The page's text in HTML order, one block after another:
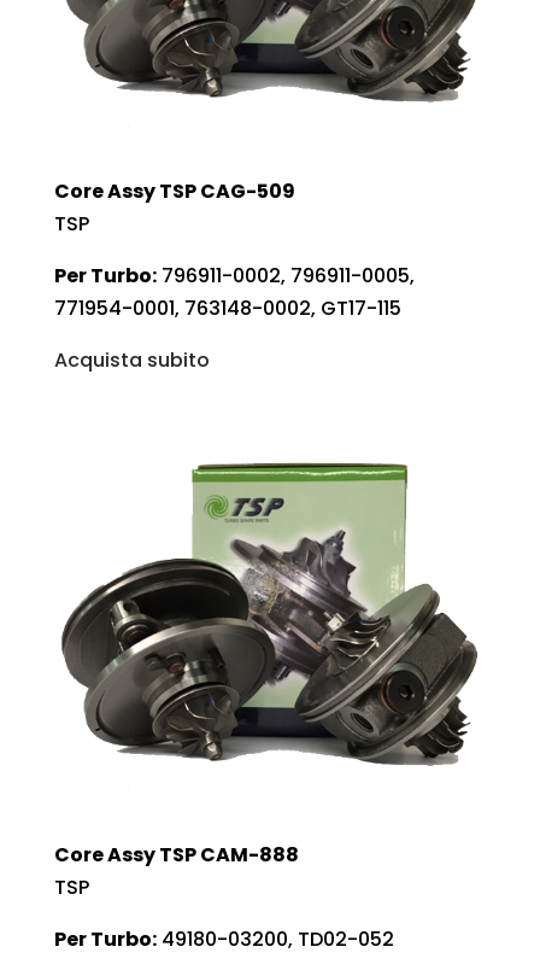
Core Assy TSP CAG-509
TSP
Per Turbo:796911-0002, 796911-0005,
771954-0001, 763148-0002, GT17-115
Acquista subito
Core Assy TSP CAM-888
TSP
Per Turbo:49180-03200, TD02-052